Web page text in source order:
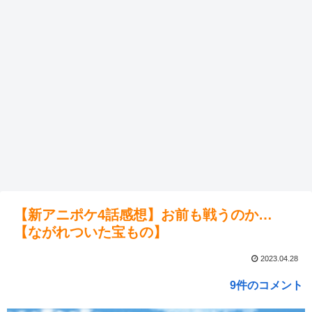
【新アニポケ4話感想】お前も戦うのか…
【ながれついた宝もの】
2023.04.28
9件のコメント